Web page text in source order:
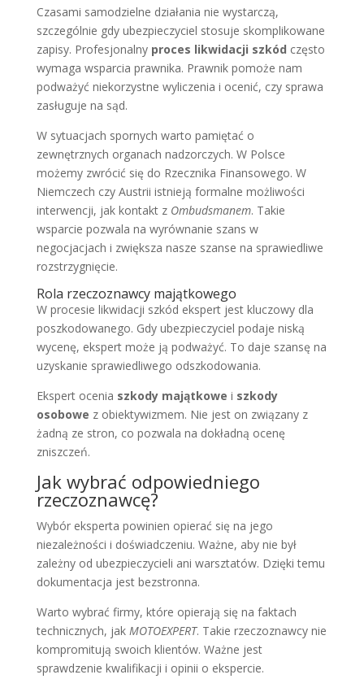
Czasami samodzielne działania nie wystarczą,
szczególnie gdy ubezpieczyciel stosuje skomplikowane
zapisy. Profesjonalny proces likwidacji szkód często
wymaga wsparcia prawnika. Prawnik pomoże nam
podważyć niekorzystne wyliczenia i ocenić, czy sprawa
zasługuje na sąd.
W sytuacjach spornych warto pamiętać o
zewnętrznych organach nadzorczych. W Polsce
możemy zwrócić się do Rzecznika Finansowego. W
Niemczech czy Austrii istnieją formalne możliwości
interwencji, jak kontakt z Ombudsmanem. Takie
wsparcie pozwala na wyrównanie szans w
negocjacjach i zwiększa nasze szanse na sprawiedliwe
rozstrzygnięcie.
Rola rzeczoznawcy majątkowego
W procesie likwidacji szkód ekspert jest kluczowy dla
poszkodowanego. Gdy ubezpieczyciel podaje niską
wycenę, ekspert może ją podważyć. To daje szansę na
uzyskanie sprawiedliwego odszkodowania.
Ekspert ocenia szkody majątkowe i szkody
osobowe z obiektywizmem. Nie jest on związany z
żadną ze stron, co pozwala na dokładną ocenę
zniszczeń.
Jak wybrać odpowiedniego
rzeczoznawcę?
Wybór eksperta powinien opierać się na jego
niezależności i doświadczeniu. Ważne, aby nie był
zależny od ubezpieczycieli ani warsztatów. Dzięki temu
dokumentacja jest bezstronna.
Warto wybrać firmy, które opierają się na faktach
technicznych, jak MOTOEXPERT. Takie rzeczoznawcy nie
kompromitują swoich klientów. Ważne jest
sprawdzenie kwalifikacji i opinii o ekspercie.